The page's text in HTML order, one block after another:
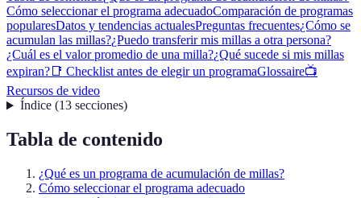
Cómo seleccionar el programa adecuadoComparación de programas
popularesDatos y tendencias actualesPreguntas frecuentes¿Cómo se
acumulan las millas?¿Puedo transferir mis millas a otra persona?
¿Cuál es el valor promedio de una milla?¿Qué sucede si mis millas
expiran? 📑 Checklist antes de elegir un programaGlossaire📺
Recursos de video
Índice(13 secciones)
Tabla de contenido
¿Qué es un programa de acumulación de millas?
Cómo seleccionar el programa adecuado